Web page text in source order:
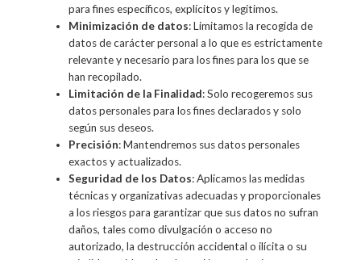
para fines específicos, explícitos y legítimos.
Minimización de datos: Limitamos la recogida de
datos de carácter personal a lo que es estrictamente
relevante y necesario para los fines para los que se
han recopilado.
Limitación de la Finalidad: Solo recogeremos sus
datos personales para los fines declarados y solo
según sus deseos.
Precisión: Mantendremos sus datos personales
exactos y actualizados.
Seguridad de los Datos: Aplicamos las medidas
técnicas y organizativas adecuadas y proporcionales
a los riesgos para garantizar que sus datos no sufran
daños, tales como divulgación o acceso no
autorizado, la destrucción accidental o ilícita o su